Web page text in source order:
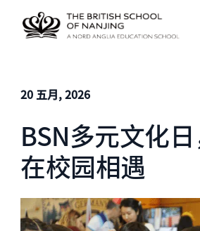
20 五月, 2026
BSN多元文化
在校园相遇